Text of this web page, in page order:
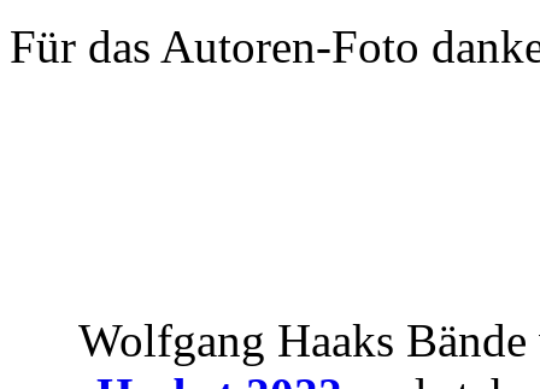
Für das Autoren-Foto
Wolfgang Haaks